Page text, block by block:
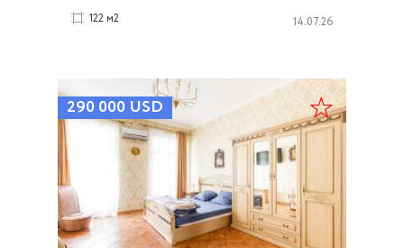
122 м2 14.07.26
290 000 USD